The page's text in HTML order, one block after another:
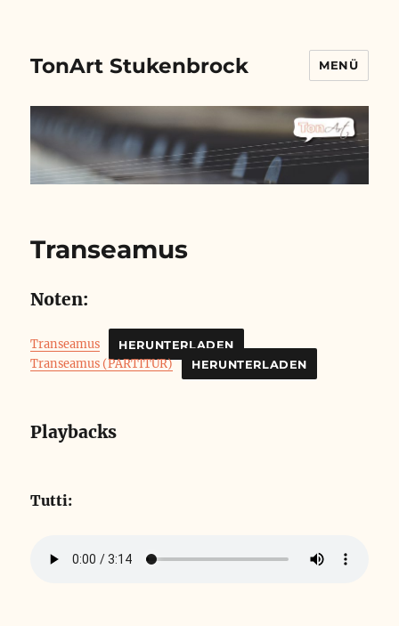
TonArt Stukenbrock MENÜ
Transeamus
Noten:
Transeamus HERUNTERLADEN
Transeamus (PARTITUR) HERUNTERLADEN
Playbacks
Tutti: